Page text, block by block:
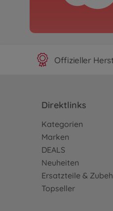
Offizieller
Direktlinks
Kategorien
Marken
DEALS
Neuheiten
Ersatzteile &
Topseller